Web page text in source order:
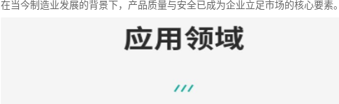
在当今制造业发展的背景下，产品质量与安全已成为企业立足市场的核心要素。